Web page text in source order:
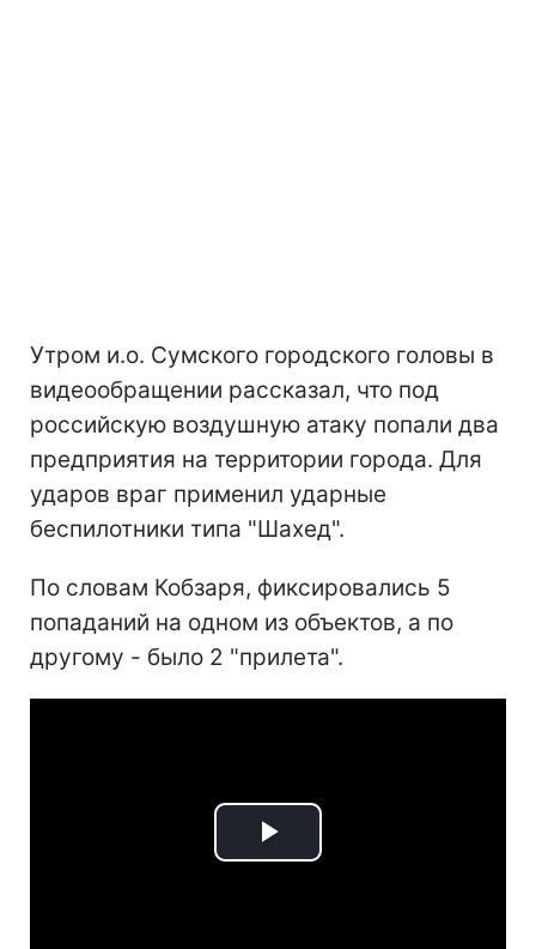
Утром и.о. Сумского городского головы в
видеообращении рассказал, что под
российскую воздушную атаку попали два
предприятия на территории города. Для
ударов враг применил ударные
беспилотники типа "Шахед".
По словам Кобзаря, фиксировались 5
попаданий на одном из объектов, а по
другому - было 2 "прилета".
Play